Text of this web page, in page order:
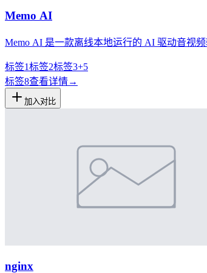
Memo AI
Memo AI 是一款离线本地运行的 AI 驱动音视
标签1标签2标签3+5
标签8查看详情→
加入对比
nginx